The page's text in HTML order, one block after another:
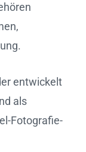
entwickelt
als
Fotografie-